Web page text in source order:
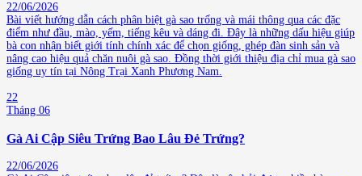
22/06/2026
Bài viết hướng dẫn cách phân biệt gà sao trống và mái thông qua các đặc
điểm như đầu, mào, yếm, tiếng kêu và dáng đi. Đây là những dấu hiệu giúp
bà con nhận biết giới tính chính xác để chọn giống, ghép đàn sinh sản và
nâng cao hiệu quả chăn nuôi gà sao. Đồng thời giới thiệu địa chỉ mua gà sao
giống uy tín tại Nông Trại Xanh Phương Nam.
22
Tháng 06
Gà Ai Cập Siêu Trứng Bao Lâu Đẻ Trứng?
22/06/2026